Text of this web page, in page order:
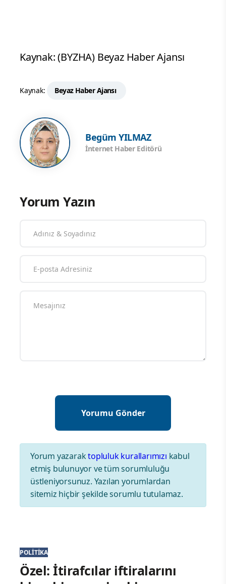
Kaynak: (BYZHA) Beyaz Haber Ajansı
Kaynak: Beyaz Haber Ajansı
Begüm YILMAZ
İnternet Haber Editörü
Yorum Yazın
Yorum yazaraktopluluk kurallarımızı kabul
etmiş bulunuyor ve tüm sorumluluğu
üstleniyorsunuz. Yazılan yorumlardan
sitemiz hiçbir şekilde sorumlu tutulamaz.
POLITIKA
Özel: İtirafcılar iftiralarını